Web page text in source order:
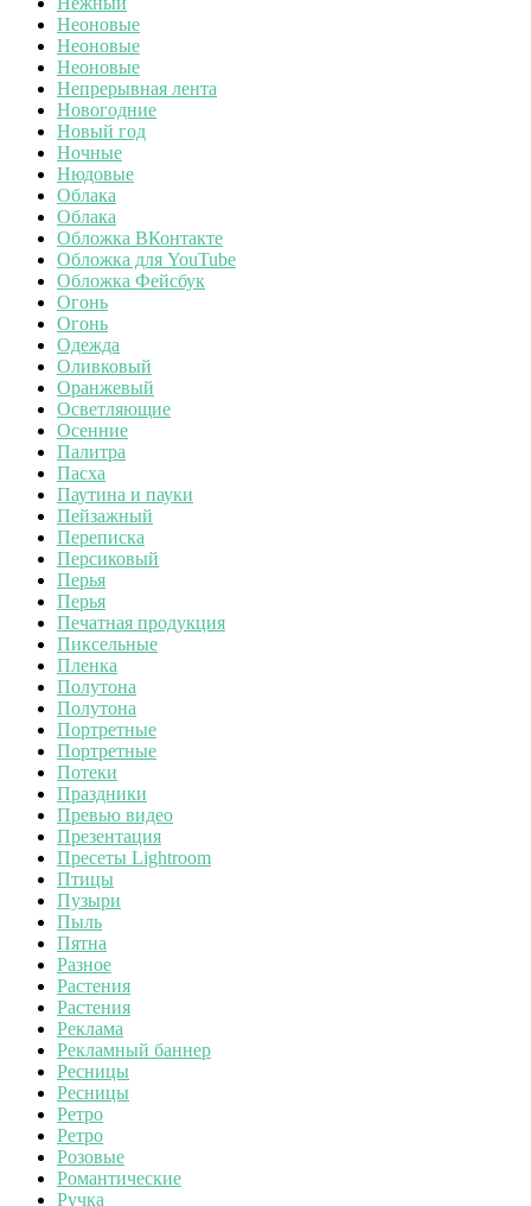
Неоновые
Неоновые
Неоновые
Непрерывная лента
Новогодние
Новый год
Ночные
Нюдовые
Облака
Облака
Обложка ВКонтакте
Обложка для YouTube
Обложка Фейсбук
Огонь
Огонь
Одежда
Оливковый
Оранжевый
Осветляющие
Осенние
Палитра
Пасха
Паутина и пауки
Пейзажный
Переписка
Персиковый
Перья
Перья
Печатная продукция
Пиксельные
Пленка
Полутона
Полутона
Портретные
Портретные
Потеки
Праздники
Превью видео
Презентация
Пресеты Lightroom
Птицы
Пузыри
Пыль
Пятна
Разное
Растения
Растения
Реклама
Рекламный баннер
Ресницы
Ресницы
Ретро
Ретро
Розовые
Романтические
Ручка